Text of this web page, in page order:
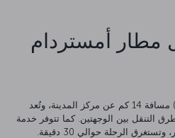
مطار أمستردام
يبعد مطار شيفول أمستردام (AMS) مسافة 14 كم عن مركز المدينة، وتُعد
من أسهل طرق التنقل بين الوجهتين. كما تتوفر خدمة
التنقل بالحافلة المكوكية من المطار، وتستغرق الرحلة حوالي 30 دقيقة.